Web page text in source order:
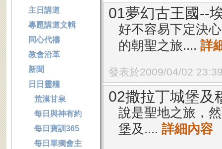
01夢幻古王國--
好不容易下定決
的朝聖之旅.... 詳
發表於2009/04/02
02撒拉丁城堡及
說是聖地之旅，
堡及.... 詳細內容
主日講道
專題講道文輯
同心代禱
教會沿革
新聞
日日靈糧
荒漠甘泉
每日與神有約
每日寶訓365
每日單獨會主